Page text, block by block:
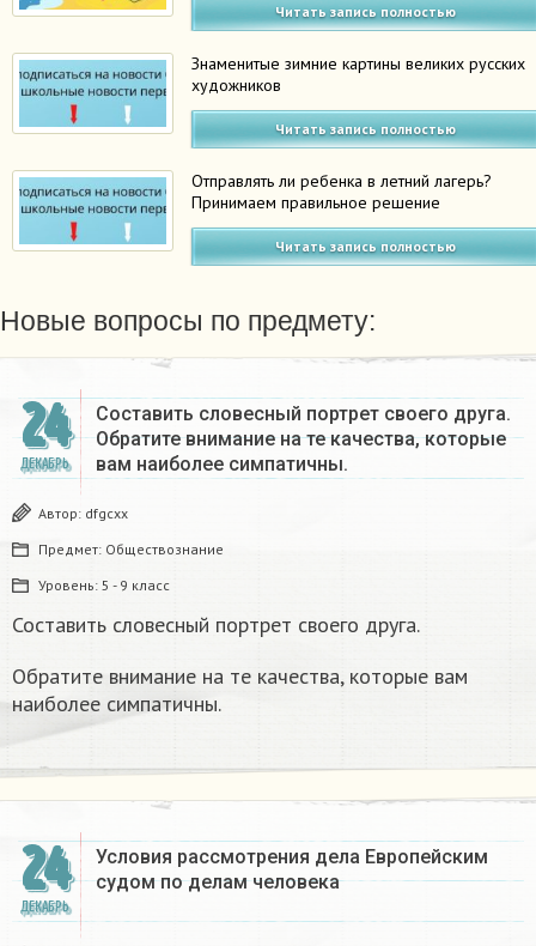
Читать запись полностью
Знаменитые зимние картины великих русских
художников
Читать запись полностью
Отправлять ли ребенка в летний лагерь?
Принимаем правильное решение
Читать запись полностью
Новые вопросы по предмету:
24
ДЕКАБРЬ
Составить словесный портрет своего друга.
Обратите внимание на те качества, которые
вам наиболее симпатичны.
Автор: dfgcxx
Предмет: Обществознание
Уровень: 5 - 9 класс
Составить словесный портрет своего друга.
Обратите внимание на те качества, которые вам
наиболее симпатичны.
24
ДЕКАБРЬ
Условия рассмотрения дела Европейским
судом по делам человека